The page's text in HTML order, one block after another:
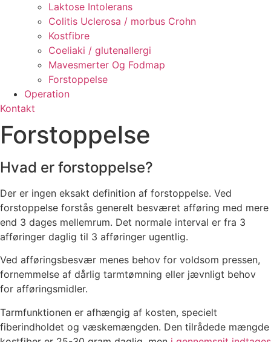
Laktose Intolerans
Colitis Uclerosa / morbus Crohn
Kostfibre
Coeliaki / glutenallergi
Mavesmerter Og Fodmap
Forstoppelse
Operation
Kontakt
Forstoppelse
Hvad er forstoppelse?
Der er ingen eksakt definition af forstoppelse. Ved
forstoppelse forstås generelt besværet afføring med mere
end 3 dages mellemrum. Det normale interval er fra 3
afføringer daglig til 3 afføringer ugentlig.
Ved afføringsbesvær menes behov for voldsom pressen,
fornemmelse af dårlig tarmtømning eller jævnligt behov
for afføringsmidler.
Tarmfunktionen er afhængig af kosten, specielt
fiberindholdet og væskemængden. Den tilrådede mængde